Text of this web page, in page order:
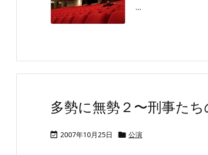
...
多勢に無勢２〜刑事た
 2007年10月25日  公演